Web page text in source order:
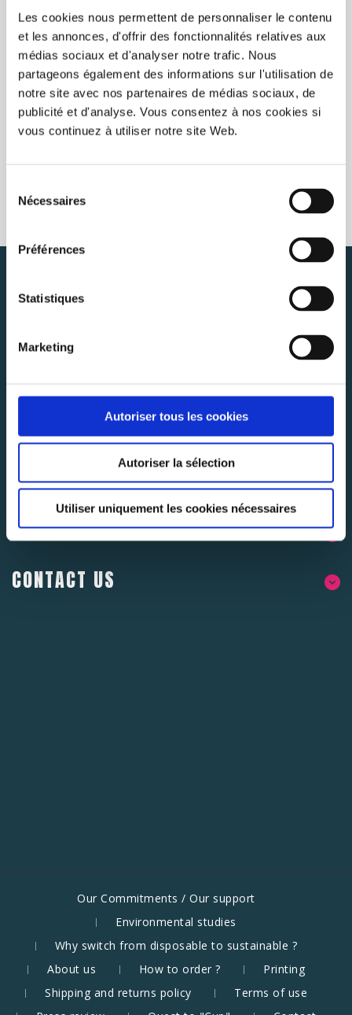
Les cookies nous permettent de personnaliser le contenu
et les annonces, d'offrir des fonctionnalités relatives aux
médias sociaux et d'analyser notre trafic. Nous
partageons également des informations sur l'utilisation de
notre site avec nos partenaires de médias sociaux, de
publicité et d'analyse. Vous consentez à nos cookies si
vous continuez à utiliser notre site Web.
Nécessaires
Préférences
Statistiques
Marketing
Autoriser tous les cookies
Autoriser la sélection
Utiliser uniquement les cookies nécessaires
SUBSCRIBE
ABOUT US
CONTACT US
Our Commitments / Our support
Environmental studies
Why switch from disposable to sustainable ?
About us
How to order ?
Printing
Shipping and returns policy
Terms of use